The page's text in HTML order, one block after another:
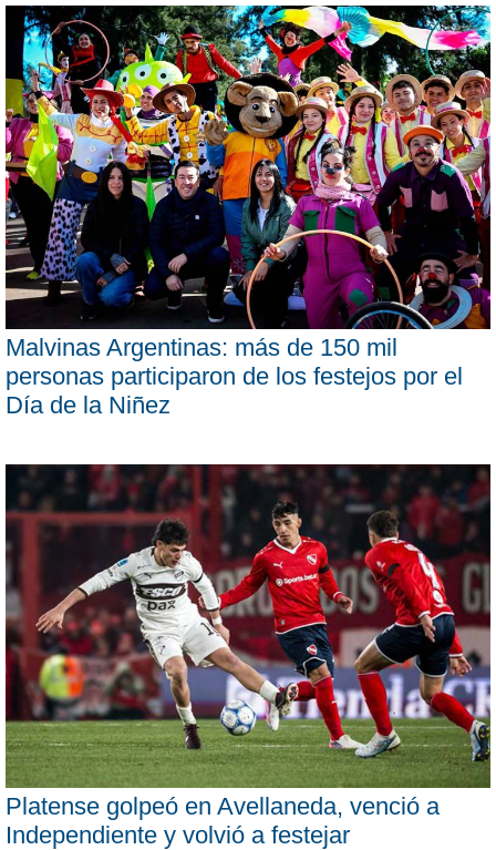
Malvinas Argentinas: más de 150 mil
personas participaron de los festejos por el
Día de la Niñez
Platense golpeó en Avellaneda, venció a
Independiente y volvió a festejar